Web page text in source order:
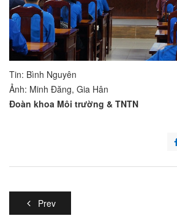
Tin: Bình Nguyên
Ảnh: Minh Đăng, Gia Hân
Đoàn khoa Môi trường & TNTN
Prev